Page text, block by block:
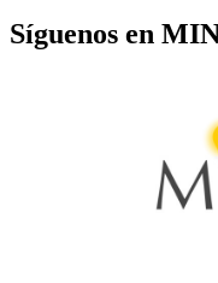
Síguenos en